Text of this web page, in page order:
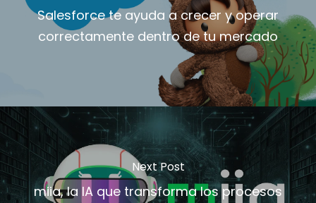
Salesforce te ayuda a crecer y operar
correctamente dentro de tu mercado
Next Post
miia, la IA que transforma los procesos